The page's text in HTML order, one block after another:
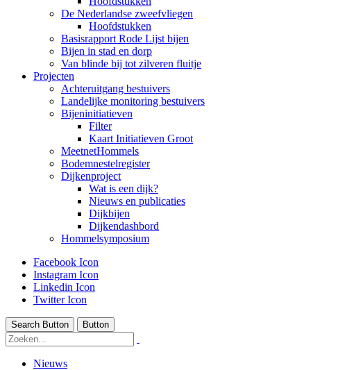
De Nederlandse zweefvliegen
Hoofdstukken
Basisrapport Rode Lijst bijen
Bijen in stad en dorp
Van blinde bij tot zilveren fluitje
Projecten
Achteruitgang bestuivers
Landelijke monitoring bestuivers
Bijeninitiatieven
Filter
Kaart Initiatieven Groot
MeetnetHommels
Bodemnestelregister
Dijkenproject
Wat is een dijk?
Nieuws en publicaties
Dijkbijen
Dijkendashbord
Hommelsymposium
Facebook Icon
Instagram Icon
Linkedin Icon
Twitter Icon
Search Button Button
Nieuws